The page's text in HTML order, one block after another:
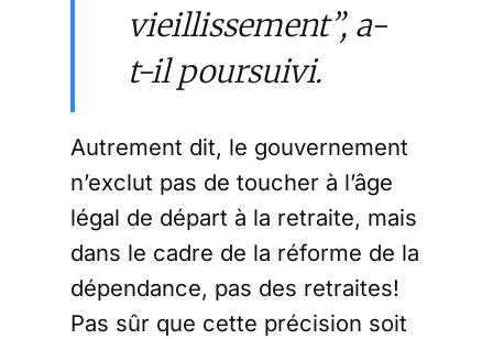
vieillissement”, a-
t-il poursuivi.
Autrement dit, le gouvernement
n’exclut pas de toucher à l’âge
légal de départ à la retraite, mais
dans le cadre de la réforme de la
dépendance, pas des retraites!
Pas sûr que cette précision soit